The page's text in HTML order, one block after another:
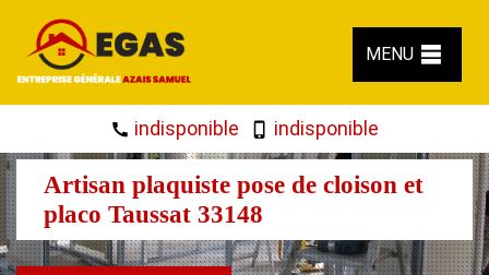
MENU
indisponible indisponible
Artisan plaquiste pose de cloison et
placo Taussat 33148